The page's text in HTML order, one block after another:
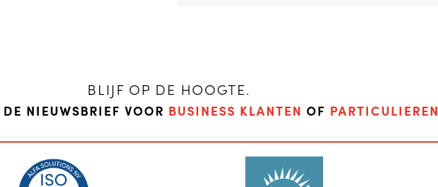
BLIJF OP DE HOOGTE.
NIEUWSBRIEF VOOR BUSINESS KLANTEN OF PARTICULIEREN